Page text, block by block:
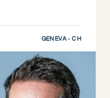
GENEVA - CH